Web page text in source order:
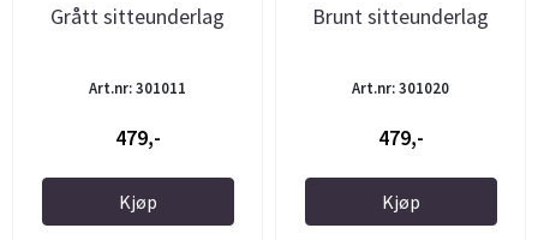
Grått sitteunderlag
Art.nr: 301011
479,-
Kjøp
Brunt sitteunderlag
Art.nr: 301020
479,-
Kjøp